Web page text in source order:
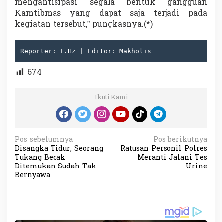
mengantisipasi segala bentuk gangguan
Kamtibmas yang dapat saja terjadi pada
kegiatan tersebut,” pungkasnya.(*)
Reporter: T.Hz | Editor: Makholis
674
Ikuti Kami
N
a
v
Pos sebelumnya
Disangka Tidur, Seorang
Tukang Becak
Ditemukan Sudah Tak
Bernyawa
Pos berikutnya
Ratusan Personil Polres
Meranti Jalani Tes
Urine